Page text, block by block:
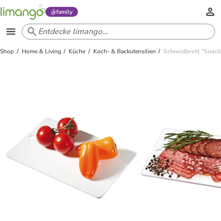
family
Shop Home & Living Küche Koch- & Backutensilien Schneidbrett